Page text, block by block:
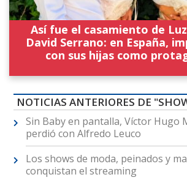
Así fue el casamiento de
David Serrano: en España,
con sus hijas como
NOTICIAS ANTERIORES DE
Sin Baby en pantalla, Víctor Hugo
perdió con Alfredo Leuco
Los shows de moda, peinados y
conquistan el streaming